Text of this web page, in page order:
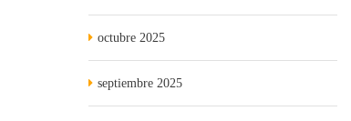
octubre 2025
septiembre 2025